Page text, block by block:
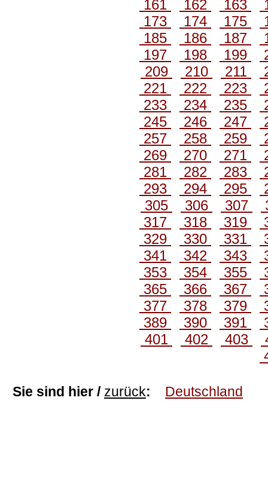
161
162 163
173
174 175
185
186 187
197
198 199
209
210 211
221
222 223
233
234 235
245
246 247
257
258 259
269
270 271
281
282 283
293
294 295
305
306 307
317
318 319
329
330 331
341
342 343
353
354 355
365
366 367
377
378 379
389
390 391
401
402 403
Sie sind hier / zurück: Deutschland